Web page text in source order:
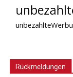
Rückmeldungen